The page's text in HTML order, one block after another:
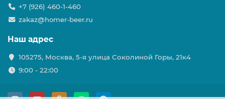
+7 (926) 460-1-460
zakaz@homer-beer.ru
Наш адрес
105275, Москва, 5-я улица Соколиной Горы, 21к4
9:00 - 22:00